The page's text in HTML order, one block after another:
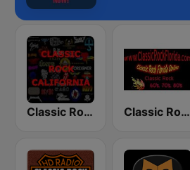
Classic Rock California Classic Rock Florida